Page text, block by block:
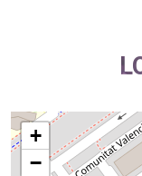
+
−